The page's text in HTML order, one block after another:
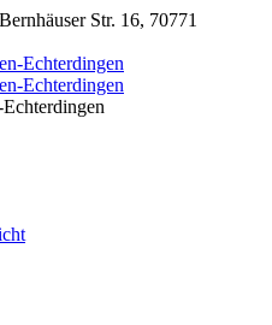
Bernhäuser Str. 16, 70771